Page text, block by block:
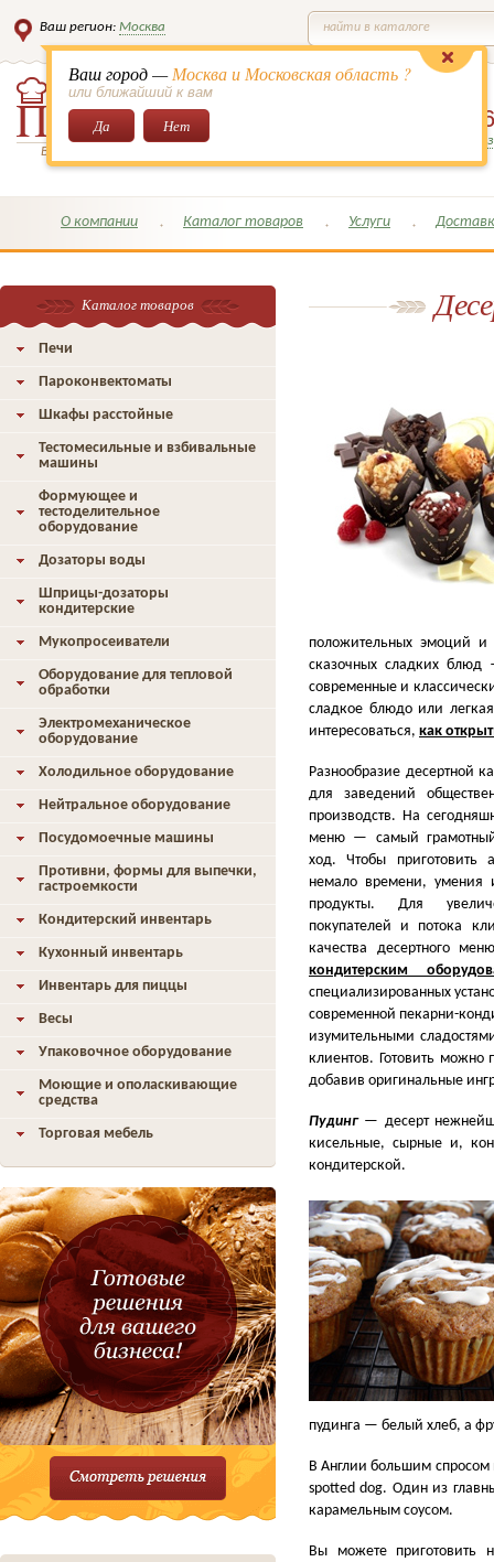
Ваш регион: Москва
Ваш город —Москва и Московская область ?
или ближайший к вам
Да Нет
найти в каталоге
Всё для кондитеров и поваров!
649-
Заказать обратный
О компании Каталог товаров Услуги
положительных эмоций и
сказочных сладких
современные и
сладкое блюдо или
интересоваться, как
Разнообразие десертной
для заведений
производств. На
меню — самый
ход. Чтобы приготовить
немало времени, умения
продукты. Для
покупателей и потока
качества десертного
кондитерским
специализированных
современной пекарни-
изумительными
клиентов. Готовить можно
добавив оригинальные
Пудинг — десерт
кисельные, сырные и,
кондитерской.
пудинга — белый хлеб, а
В Англии большим спросом
spotted dog. Один из
карамельным соусом.
Вы можете приготовить
Каталог товаров
Печи
Пароконвектоматы
Шкафы расстойные
Тестомесильные и взбивальные
машины
Формующее и
тестоделительное
оборудование
Дозаторы воды
Шприцы-дозаторы
кондитерские
Мукопросеиватели
Оборудование для тепловой
обработки
Электромеханическое
оборудование
Холодильное оборудование
Нейтральное оборудование
Посудомоечные машины
Противни, формы для выпечки,
гастроемкости
Кондитерский инвентарь
Кухонный инвентарь
Инвентарь для пиццы
Весы
Упаковочное оборудование
Моющие и ополаскивающие
средства
Торговая мебель